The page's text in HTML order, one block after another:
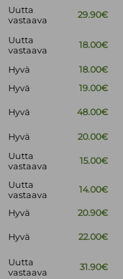
Uutta
vastaava
29.90€
Uutta
vastaava
18.00€
Hyvä
18.00€
Hyvä
19.00€
Hyvä 48.00€
Hyvä
20.00€
Uutta
vastaava
15.00€
Uutta
vastaava
14.00€
Hyvä
20.90€
Hyvä 22.00€
Uutta
vastaava
31.90€